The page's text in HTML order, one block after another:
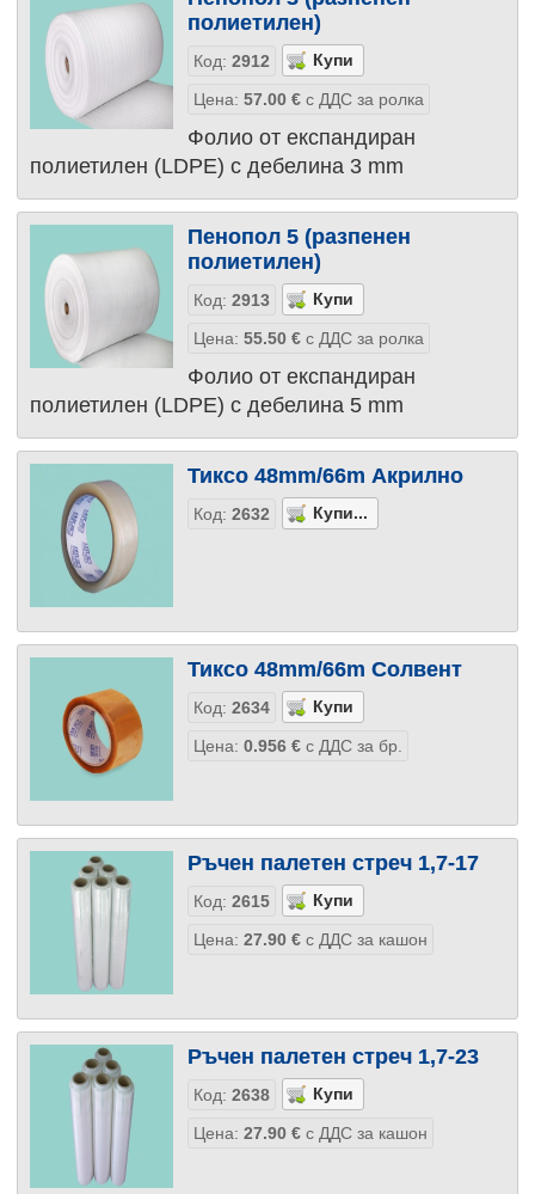
полиетилен)
Код: 2912
Цена: 57.00 €с ДДС за ролка
Фолио от експандиран
полиетилен (LDPE) с дебелина 3 mm
Пенопол 5 (разпенен
полиетилен)
Код: 2913
Цена: 55.50 €с ДДС за ролка
Фолио от експандиран
полиетилен (LDPE) с дебелина 5 mm
Тиксо 48mm/66m Акрилно
Код: 2632
Тиксо 48mm/66m Солвент
Код: 2634
Цена: 0.956 €с ДДС за бр.
Ръчен палетен стреч 1,7-17
Код: 2615
Цена: 27.90 €с ДДС за кашон
Ръчен палетен стреч 1,7-23
Код: 2638
Цена: 27.90 €с ДДС за кашон